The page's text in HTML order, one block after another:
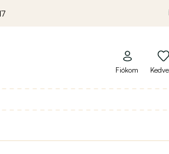
Fiókom